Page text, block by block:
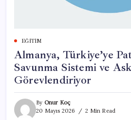
EĞITIM
Almanya, Türkiye’ye
Savunma Sistemi ve
Görevlendiriyor
By Onur Koç
20 Mayıs 2026
2 Min Read